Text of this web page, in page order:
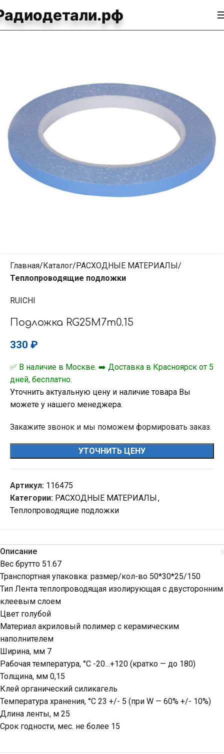
Главная Каталог РАСХОДНЫЕ МАТЕРИАЛЫ
Теплопроводящие подложки
RUICHI
Подложка RG25M7m0.15
330 ₽
✅ В наличие в Москве. ➡️ Доставка в Красноярск от 5
дней, бесплатно.
Уточнить актуальную цену и наличие товара Вы
можете у нашего менеджера.
Закажите звонок и мы поможем формировать заказ.
УТОЧНИТЬ ЦЕНУ
Артикул: 116475
Категории: РАСХОДНЫЕ МАТЕРИАЛЫ,
Теплопроводящие подложки
Описание
Вес брутто 51.67
Транспортная упаковка: размер/кол-во 50*30*25/150
Тип Лента теплопроводящая изолирующая c двусторонним
клеевым слоем
Цвет голубой
Материал акриловый полимер с керамическим
наполнителем
Ширина, мм 7
Рабочая температура, °C -20…+120 (кратко — до 180)
Толщина, мм 0,15
Клей органический силикагель
Температура хранения, °C 23 +/- 5 (при W — 60% +/- 10%)
Длина ленты, м 25
Срок годности, мес. не более 15